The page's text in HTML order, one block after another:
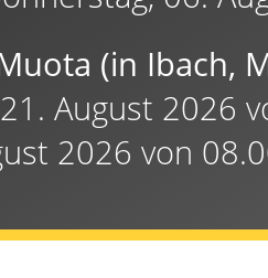
(in Ibach,
August 2026
2026 von